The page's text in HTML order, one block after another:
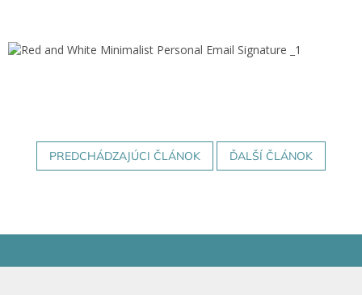
PREDCHÁDZAJÚCI ČLÁNOK ĎALŠÍ ČLÁNOK